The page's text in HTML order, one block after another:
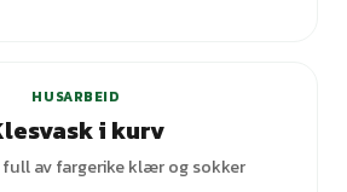
HUSARBEID
i kurv
full av fargerike klær og sokker